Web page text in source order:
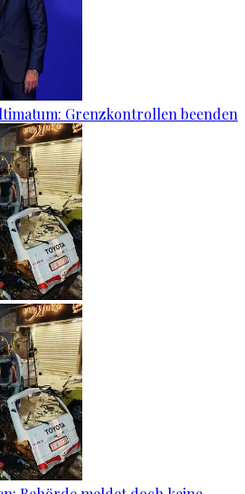
Grenzkontrollen beenden